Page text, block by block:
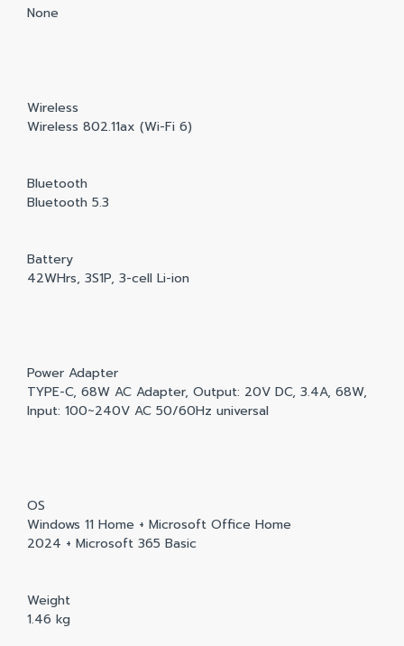
None
Wireless
Wireless 802.11ax (Wi-Fi 6)
Bluetooth
Bluetooth 5.3
Battery
42WHrs, 3S1P, 3-cell Li-ion
Power Adapter
TYPE-C, 68W AC Adapter, Output: 20V DC, 3.4A, 68W,
Input: 100~240V AC 50/60Hz universal
OS
Windows 11 Home + Microsoft Office Home
2024 + Microsoft 365 Basic
Weight
1.46 kg